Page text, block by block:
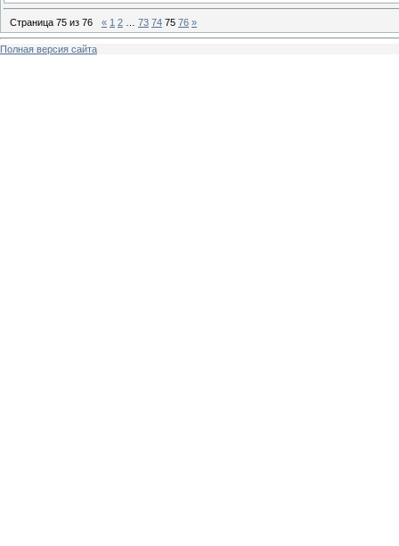
Страница 75 из 76 « 1 2 73 74 75 76 »
Полная версия сайта